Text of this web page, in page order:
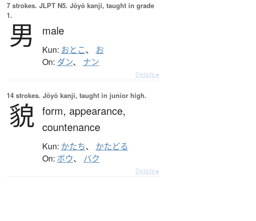
7 strokes. JLPT N5. Jōyō kanji, taught in grade
1.
男 male
Kun: おとこ、 お
On: ダン、 ナン
Details ▸
14 strokes. Jōyō kanji, taught in junior high.
貌 form, appearance,
countenance
Kun: かたち、 かたどる
On: ボウ、 バク
Details ▸